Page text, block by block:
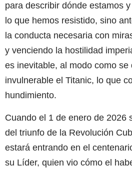
para describir dónde estamos
lo que hemos resistido, sino
la conducta necesaria con
y venciendo la hostilidad
es inevitable, al modo como se
invulnerable el Titanic, lo que
hundimiento.
Cuando el 1 de enero de 2026
del triunfo de la Revolución
estará entrando en el
su Líder, quien vio cómo el